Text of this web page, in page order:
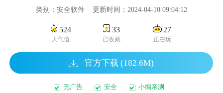
类别：安全软件 更新时间：2024-04-10 09:04:12
524
人气值
33
已收藏
27
正在玩
官方下载 (182.6M)
无广告 安全 小编亲测